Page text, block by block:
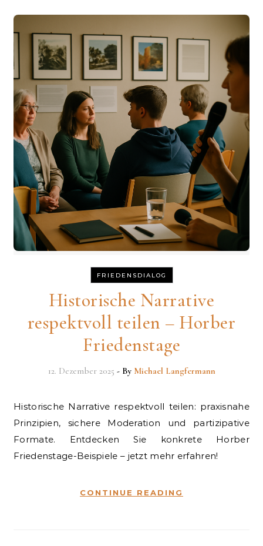
FRIEDENSDIALOG
Historische Narrative
respektvoll teilen – Horber
Friedenstage
12. Dezember 2025 - By Michael Langfermann
Historische Narrative respektvoll teilen: praxisnahe
Prinzipien, sichere Moderation und partizipative
Formate. Entdecken Sie konkrete Horber
Friedenstage-Beispiele – jetzt mehr erfahren!
CONTINUE READING